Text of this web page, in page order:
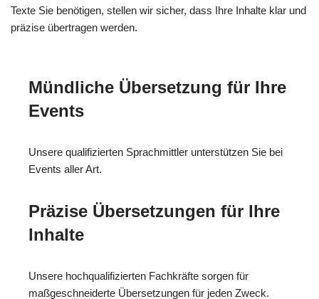
Texte Sie benötigen, stellen wir sicher, dass Ihre Inhalte klar und
präzise übertragen werden.
Mündliche Übersetzung für Ihre
Events
Unsere qualifizierten Sprachmittler unterstützen Sie bei
Events aller Art.
Präzise Übersetzungen für Ihre
Inhalte
Unsere hochqualifizierten Fachkräfte sorgen für
maßgeschneiderte Übersetzungen für jeden Zweck.